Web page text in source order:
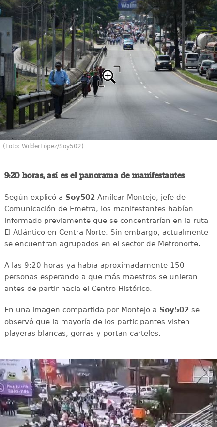
(Foto: WilderLópez/Soy502)
9:20 horas, así es el panorama de manifestantes
Según explicó a Soy502Amílcar Montejo, jefe de
Comunicación de Emetra, los manifestantes habían
informado previamente que se concentrarían en la ruta
El Atlántico en Centra Norte. Sin embargo, actualmente
se encuentran agrupados en el sector de Metronorte.
A las 9:20 horas ya había aproximadamente 150
personas esperando a que más maestros se unieran
antes de partir hacia el Centro Histórico.
En una imagen compartida por Montejo a Soy502se
observó que la mayoría de los participantes visten
playeras blancas, gorras y portan carteles.